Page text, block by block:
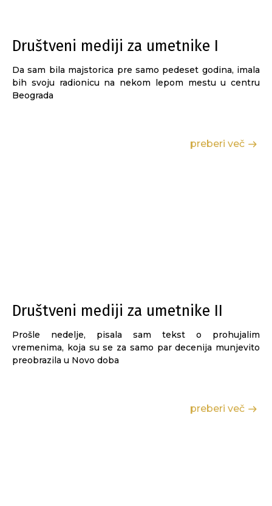
Društveni mediji za umetnike I
Da sam bila majstorica pre samo pedeset godina, imala
bih svoju radionicu na nekom lepom mestu u centru
Beograda
preberi več
Društveni mediji za umetnike II
Prošle nedelje, pisala sam tekst o prohujalim
vremenima, koja su se za samo par decenija munjevito
preobrazila u Novo doba
preberi več